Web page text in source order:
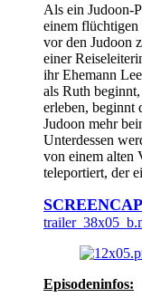
Als ein Judoon-
einem flüchtigen
vor den Judoon
einer
ihr Ehemann
als Ruth
erleben, beginnt
Judoon mehr
Unterdessen
von einem alten
teleportiert, der
Episodeninfos: